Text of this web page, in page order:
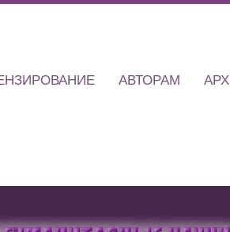
АВТОРАМ